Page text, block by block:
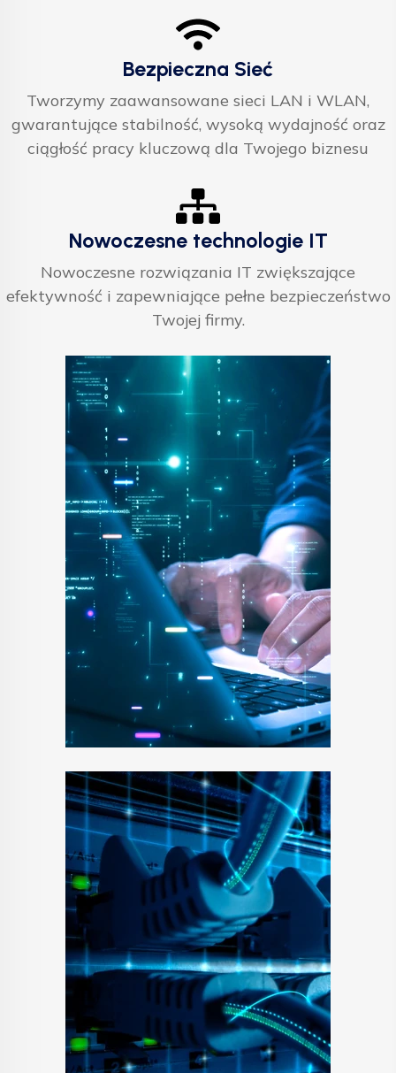
Bezpieczna Sieć
Tworzymy zaawansowane sieci LAN i WLAN,
gwarantujące stabilność, wysoką wydajność oraz
ciągłość pracy kluczową dla Twojego biznesu
Nowoczesne technologie IT
Nowoczesne rozwiązania IT zwiększające
efektywność i zapewniające pełne bezpieczeństwo
Twojej firmy.